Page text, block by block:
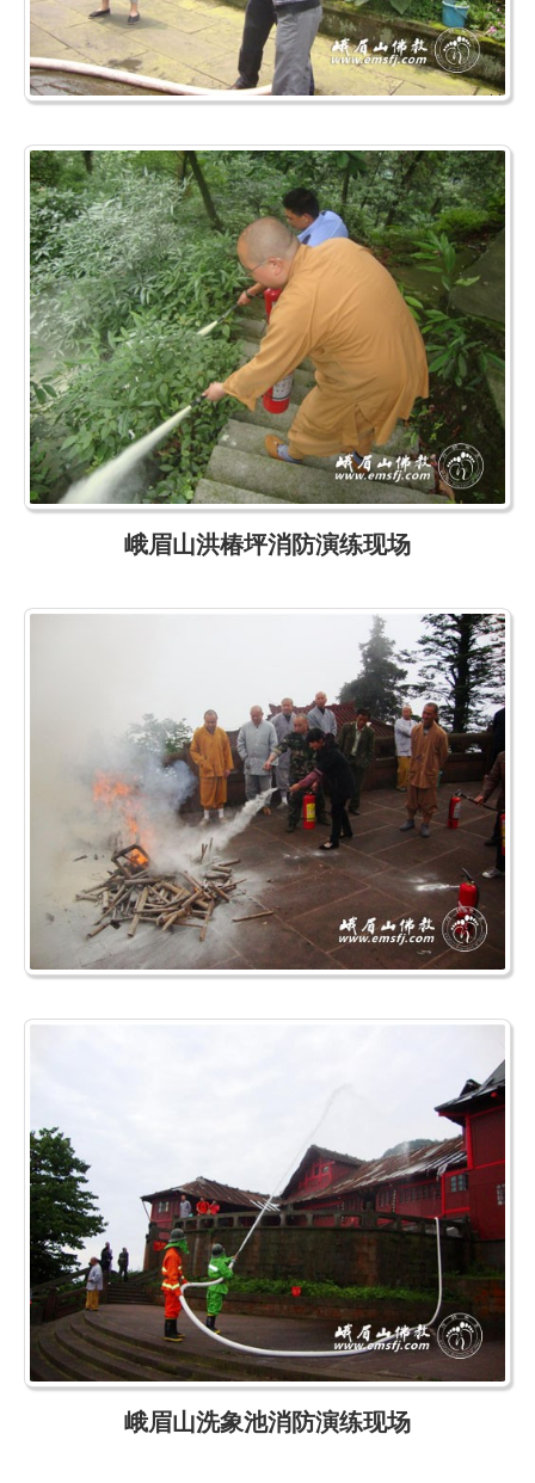
峨眉山洪椿坪消防演练现场
峨眉山洗象池消防演练现场